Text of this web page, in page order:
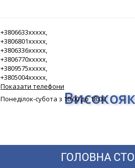
+3806633xxxxx,
+3806801xxxxx,
+3806336xxxxx,
+3806770xxxxx,
+3809575xxxxx,
+3805004xxxxx,
Показати телефони
Понеділок-субота з 10:00 до 18:00
ГОЛОВНА